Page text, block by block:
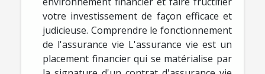
votre investissement de façon efficace et
judicieuse. Comprendre le fonctionnement
de l'assurance vie L'assurance vie est un
placement financier qui se matérialise par